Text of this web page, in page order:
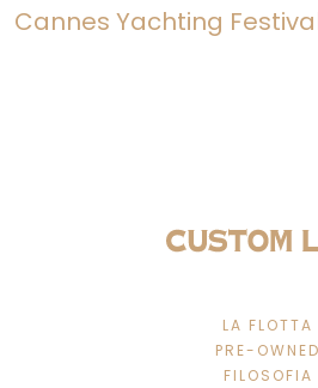
Cannes Yachting
LA FLOTTA
PRE-OWNED
FILOSOFIA